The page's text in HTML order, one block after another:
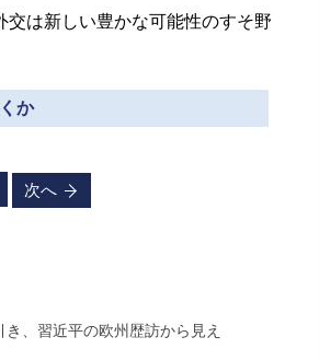
は新しい豊かな可能性のすそ野
か
次へ
、習近平の欧州歴訪から見え